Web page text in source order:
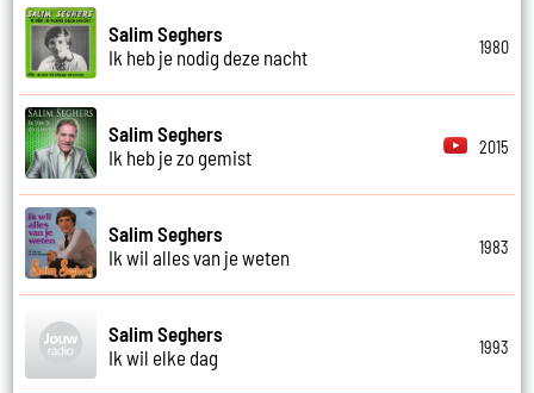
Salim Seghers
Ik heb je nodig deze nacht
1980
Salim Seghers
Ik heb je zo gemist
2015
Salim Seghers
Ik wil alles van je weten
1983
Salim Seghers
Ik wil elke dag
1993